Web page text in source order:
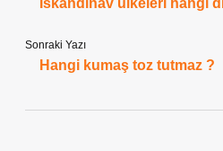
Iskandinav ülkeleri hangi
Sonraki Yazı
Hangi kumaş toz tutmaz ?